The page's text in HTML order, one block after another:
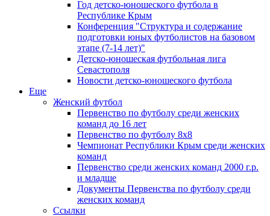
Год детско-юношеского футбола в
Республике Крым
Конференция "Структура и содержание
подготовки юных футболистов на базовом
этапе (7-14 лет)"
Детско-юношеская футбольная лига
Севастополя
Новости детско-юношеского футбола
Еще
Женский футбол
Первенство по футболу среди женских
команд до 16 лет
Первенство по футболу 8х8
Чемпионат Республики Крым среди женских
команд
Первенство среди женских команд 2000 г.р.
и младше
Документы Первенства по футболу среди
женских команд
Ссылки